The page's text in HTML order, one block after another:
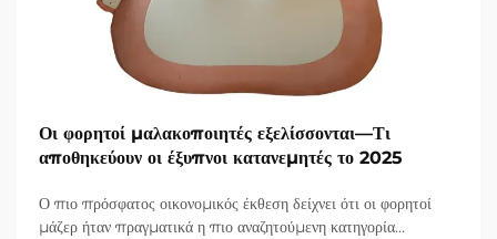
Οι φορητοί μαλακοποιητές εξελίσσονται—Τι
αποθηκεύουν οι έξυπνοι κατανεμητές το 2025
Ο πιο πρόσφατος οικονομικός έκθεση δείχνει ότι οι φορητοί
μάζερ ήταν πραγματικά η πιο αναζητούμενη κατηγορία